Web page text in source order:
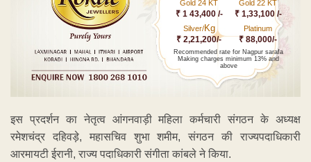
Gold 24 KT
₹ 1 43,400 /-
Gold 22 KT
₹ 1,33,100 /-
Silver/Kg
₹ 2,21,200/-
Platinum
₹ 88,000/-
Recommended rate for Nagpur sarafa
Making charges minimum 13% and
above
इस प्रदर्शन का नेतृत्व आंगनवाड़ी महिला कर्मचारी संगठन के अध्यक्ष
रमेशचंद्र दहिवड़े, महासचिव शुभा शमीम, संगठन की राज्यपदाधिकारी
आरमायटी ईरानी, राज्य पदाधिकारी संगीता कांबले ने किया.